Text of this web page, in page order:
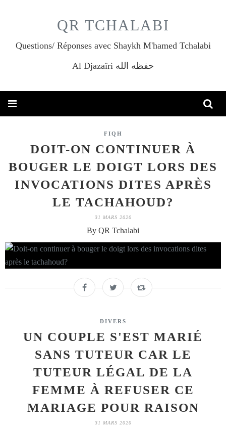
QR TCHALABI
Questions/ Réponses avec Shaykh M'hamed Tchalabi
Al Djazaïri حفظه الله
FIQH
DOIT-ON CONTINUER À
BOUGER LE DOIGT LORS DES
INVOCATIONS DITES APRÈS
LE TACHAHOUD?
31 MARS 2020
By QR Tchalabi
DIVERS
UN COUPLE S'EST MARIÉ
SANS TUTEUR CAR LE
TUTEUR LÉGAL DE LA
FEMME À REFUSER CE
MARIAGE POUR RAISON
31 MARS 2020